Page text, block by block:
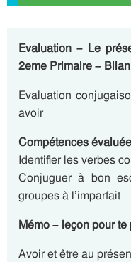
Evaluation – Le
2eme Primaire –
Evaluation
avoir
Compétences
Identifier les verbes
Conjuguer à bon
groupes à l’imparfait
Mémo – leçon pour te
Avoir et être au